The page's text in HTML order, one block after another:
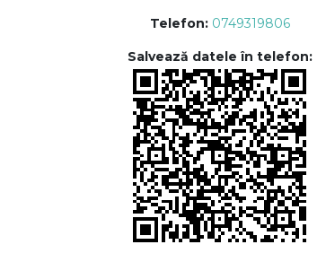
Telefon: 0749319806
Salvează datele în telefon: